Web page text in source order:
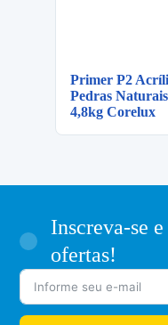
Primer P2
Pedras Naturais
4,8kg Corelux
Inscreva-se
ofertas!